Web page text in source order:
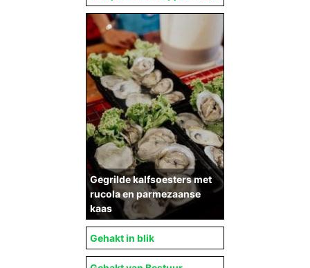
Gegrilde kalfsoesters met
rucola en parmezaanse
kaas
Gehakt in blik